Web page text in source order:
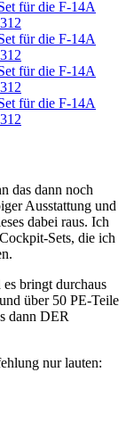
das dann noch
Ausstattung und
dabei raus. Ich
Sets, die ich
bringt durchaus
über 50 PE-Teile
dann DER
nur lauten: